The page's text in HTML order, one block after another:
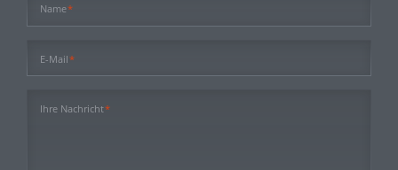
Pflichtfeld
Name*
Pflichtfeld
E-Mail*
Pflichtfeld
Ihre Nachricht*